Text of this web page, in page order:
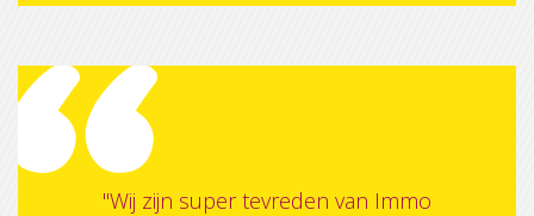
"Wij zijn super tevreden van Immo